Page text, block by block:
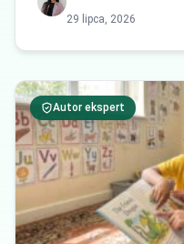
29 lipca, 2026
Autor ekspert